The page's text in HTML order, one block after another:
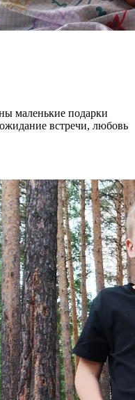
маленькие подарки
встречи, любовь